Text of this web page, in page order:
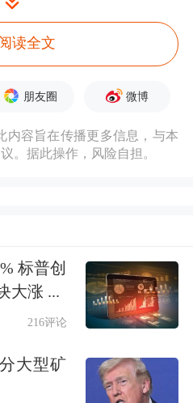
其中，短期贷款增
期贷款增加5571亿
款增加5797亿元，
据融资减少1676亿
额9028亿美元，同
外币贷款增加193亿
亿美元。
款增加1.94万亿
读全文
朋友圈 微博
内容旨在传播更多信息，与本
。据此操作，风险自担。
标普创
大涨 ...
216评论
大型矿